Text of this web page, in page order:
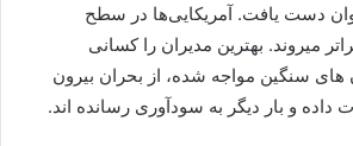
دست یافت. آمریکایی‌ها در سطح
میروند. بهترین مدیران را کسانی
های سنگین مواجه شده، از بحران بیرون
و بار دیگر به سودآوری رسانده اند.